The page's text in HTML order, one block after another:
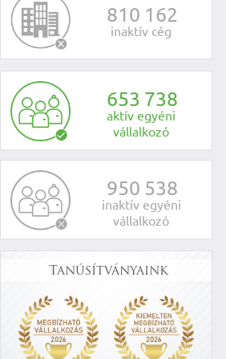
810 162
inaktív cég
653 738
aktív egyéni
vállalkozó
950 538
inaktív egyéni
vállalkozó
Tanúsítványaink